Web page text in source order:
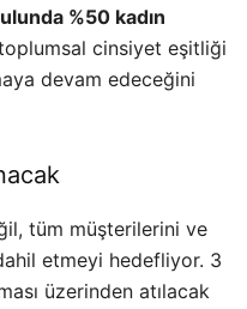
%50 kadın
cinsiyet eşitliği
devam edeceğini
tüm müşterilerini ve
etmeyi hedefliyor. 3
üzerinden atılacak